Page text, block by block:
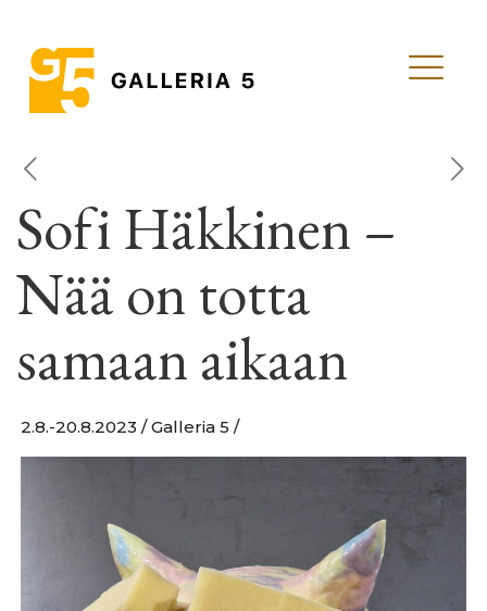
Sofi Häkkinen –
Nää on totta
samaan aikaan
2.8.-20.8.2023 / Galleria 5 /